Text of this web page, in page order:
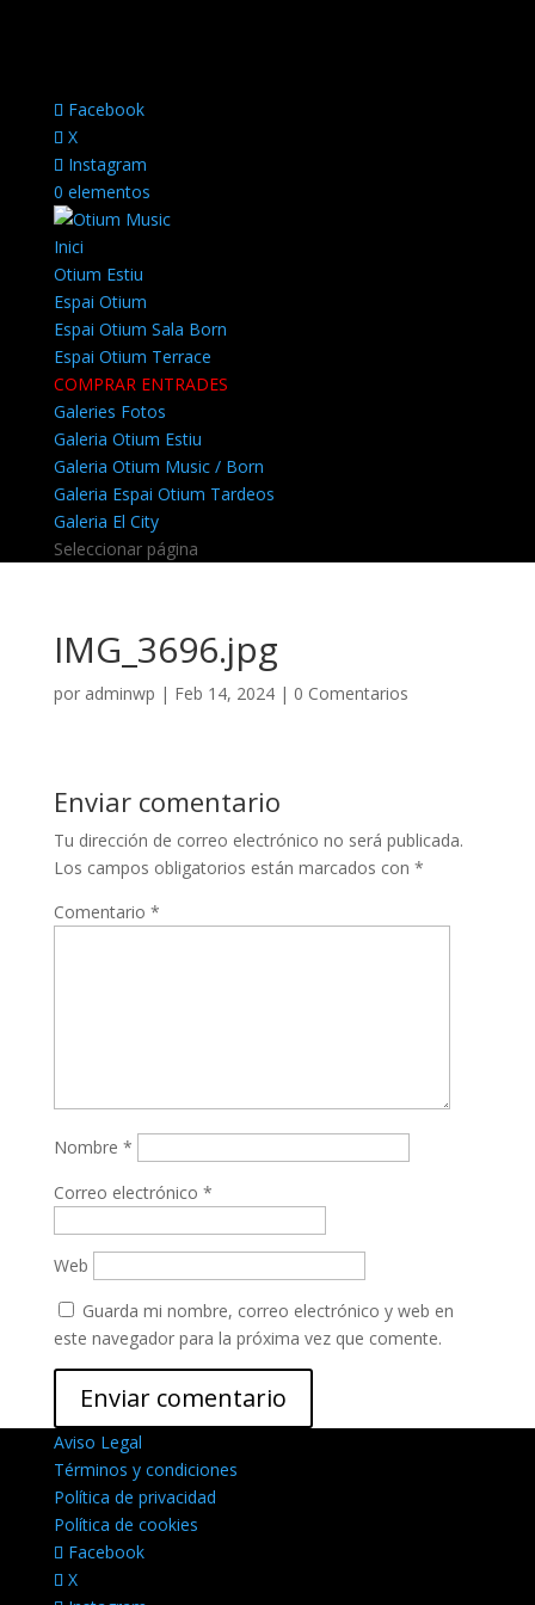
Facebook
X
Instagram
0 elementos
Inici
Otium Estiu
Espai Otium
Espai Otium Sala Born
Espai Otium Terrace
COMPRAR ENTRADES
Galeries Fotos
Galeria Otium Estiu
Galeria Otium Music / Born
Galeria Espai Otium Tardeos
Galeria El City
Seleccionar página
IMG_3696.jpg
por adminwp | Feb 14, 2024| 0 Comentarios
Enviar comentario
Tu dirección de correo electrónico no será publicada.
Los campos obligatorios están marcados con *
Comentario *
Nombre *
Correo electrónico *
Web
Guarda mi nombre, correo electrónico y web en
este navegador para la próxima vez que comente.
Aviso Legal
Términos y condiciones
Política de privacidad
Política de cookies
Facebook
X